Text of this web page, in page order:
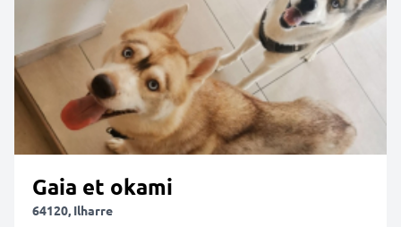
Gaia et okami
64120, Ilharre